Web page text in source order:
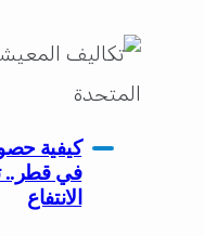
كيفية
في قطر..
الانتفاع